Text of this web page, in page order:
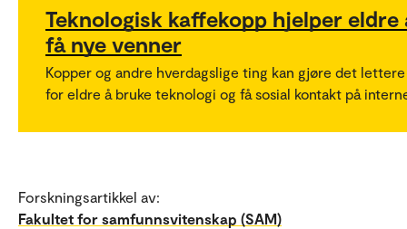
Teknologisk kaffekopp hjelper eldre
få nye venner
Kopper og andre hverdagslige ting kan gjøre det lettere
for eldre å bruke teknologi og få sosial kontakt på
Forskningsartikkel av:
Fakultet for samfunnsvitenskap (SAM)